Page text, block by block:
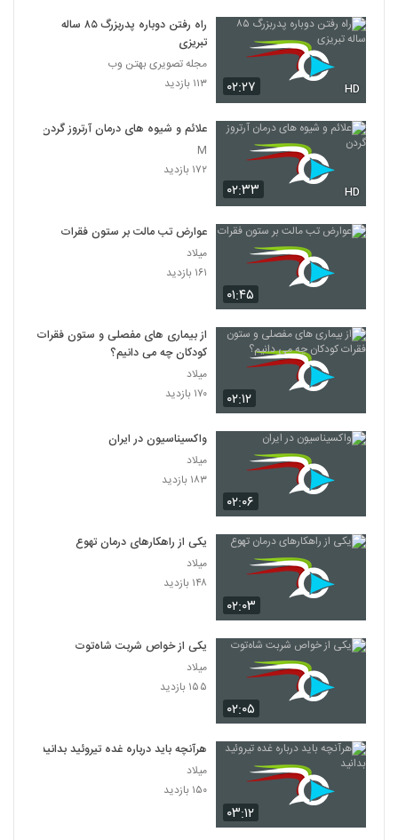
۰۲:۲۷ HD
راه رفتن دوباره پدربزرگ ۸۵ ساله
تبریزی
مجله تصویری بهتن وب
۱۱۳ بازدید
۰۲:۳۳ HD
علائم و شیوه های درمان آرتروز گردن
M
۱۷۲ بازدید
۰۱:۴۵
عوارض تب مالت بر ستون فقرات
میلاد
۱۶۱ بازدید
۰۲:۱۲
از بیماری های مفصلی و ستون فقرات
کودکان چه می دانیم؟
میلاد
۱۷۰ بازدید
۰۲:۰۶
واکسیناسیون در ایران
میلاد
۱۸۳ بازدید
۰۲:۰۳
یکی از راهکارهای درمان تهوع
میلاد
۱۴۸ بازدید
۰۲:۰۵
یکی از خواص شربت شاه‌توت
میلاد
۱۵۵ بازدید
۰۳:۱۲
هرآنچه باید درباره غده تیروئید بدانید
میلاد
۱۵۰ بازدید